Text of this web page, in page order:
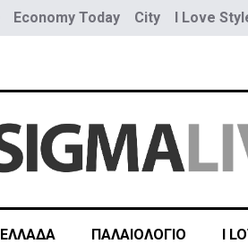
Economy Today City I Love
ΕΛΛΑΔΑ ΠΑΛΑΙΟΛΟΓΙΟ I